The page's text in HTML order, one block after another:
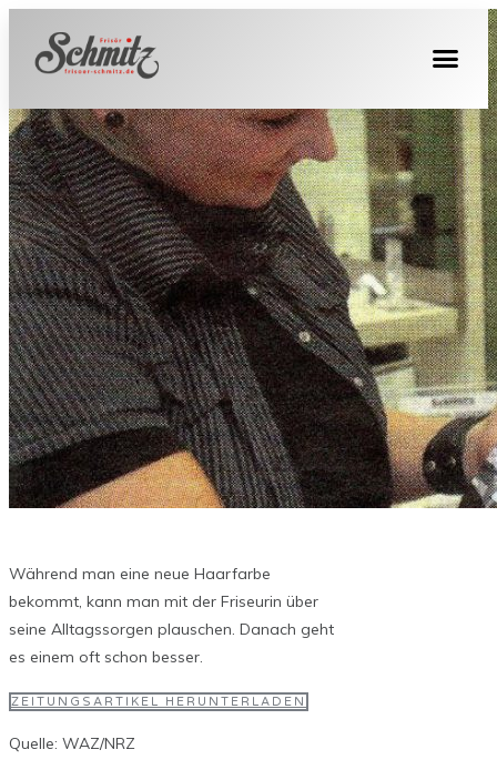
Während man eine neue Haarfarbe
bekommt, kann man mit der Friseurin über
seine Alltagssorgen plauschen. Danach geht
es einem oft schon besser.
ZEITUNGSARTIKEL HERUNTERLADEN
Quelle: WAZ/NRZ